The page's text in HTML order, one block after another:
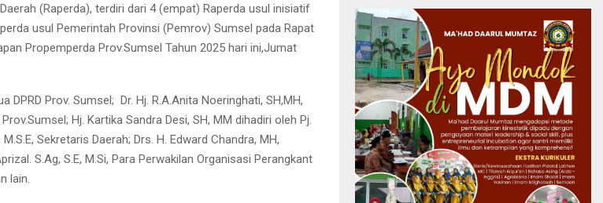
(Raperda), terdiri dari 4 (empat) Raperda usul inisiatif
usul Pemerintah Provinsi (Pemrov) Sumsel pada Rapat
Propemperda Prov.Sumsel Tahun 2025 hari ini,Jumat
DPRD Prov. Sumsel; Dr. Hj. R.A.Anita Noeringhati, SH,MH,
Hj. Kartika Sandra Desi, SH, MM dihadiri oleh Pj.
Sekretaris Daerah; Drs. H. Edward Chandra, MH,
S.Ag, S.E, M.Si, Para Perwakilan Organisasi Perangkant
lain.